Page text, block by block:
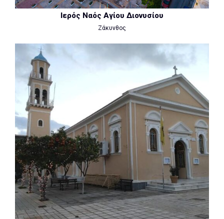
Ιερός Ναός Αγίου Διονυσίου
Ζάκυνθος